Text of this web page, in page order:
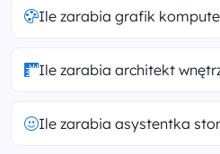
Ile zarabia grafik
Ile zarabia architekt
Ile zarabia asystentka